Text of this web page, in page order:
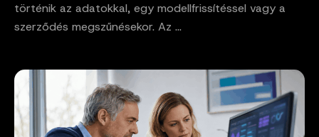
történik az adatokkal, egy modellfrissítéssel vagy a
szerződés megszűnésekor. Az ...